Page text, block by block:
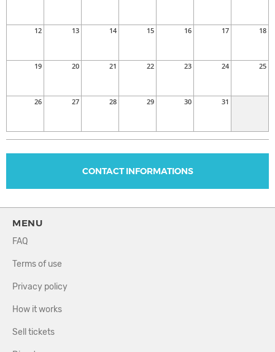
12 13 14 15 16 17 18
19 20 21 22 23 24 25
26 27 28 29 30 31
CONTACT INFORMATIONS
MENU
FAQ
Terms of use
Privacy policy
How it works
Sell tickets